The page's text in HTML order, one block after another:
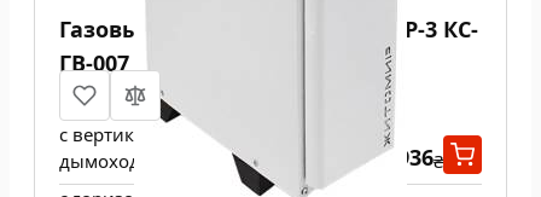
Газовый котел ATEM ЖИТОМИР-3 КС-
ГВ-007 СН
с вертикальным выходом
дымохода
16 936₴